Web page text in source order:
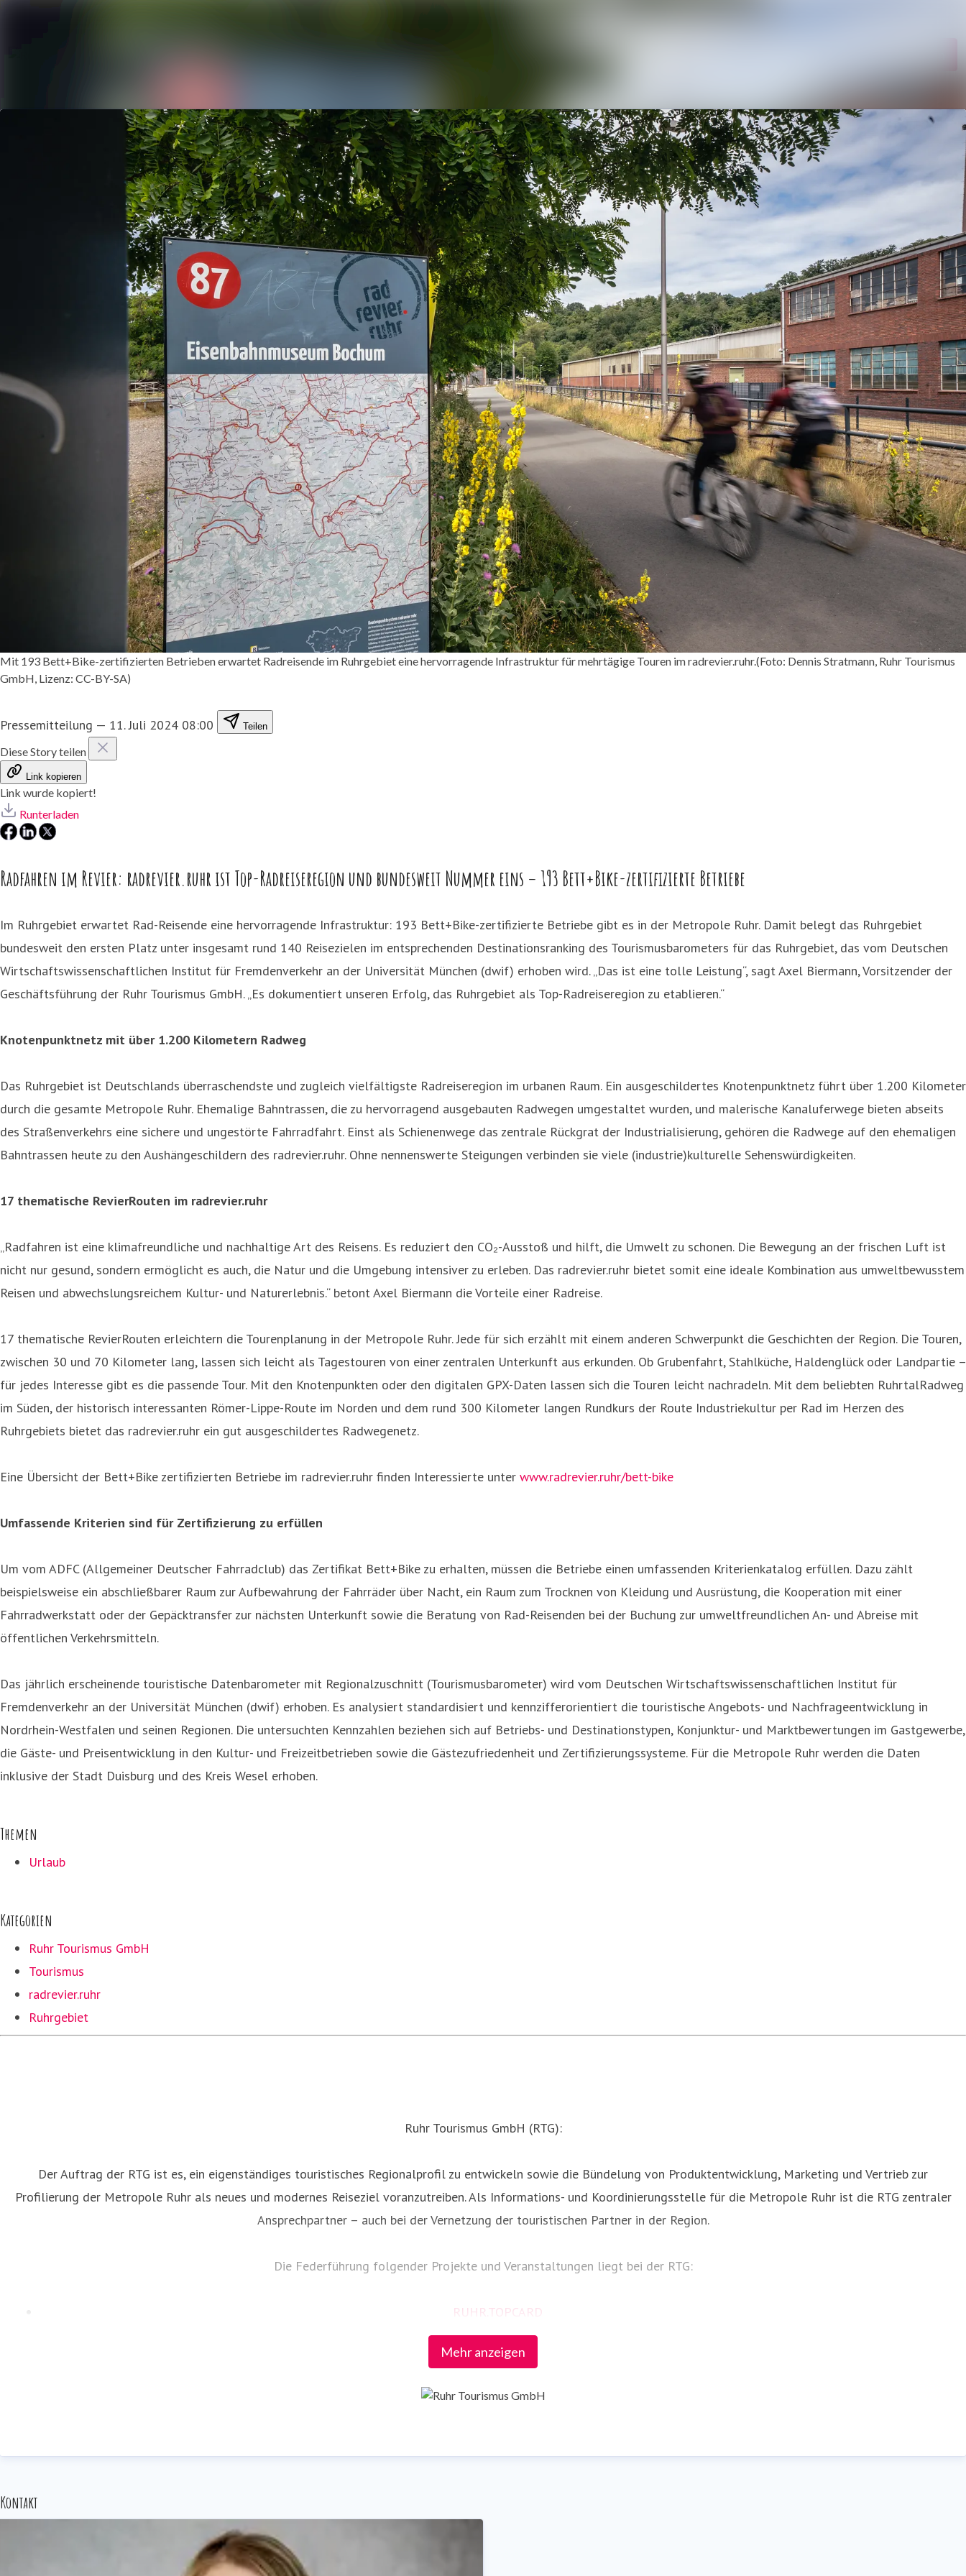
Mit 193 Bett+Bike-zertifizierten Betrieben erwartet Radreisende im Ruhrgebiet eine hervorragende Infrastruktur für mehrtägige Touren im radrevier.ruhr.(Foto: Dennis Stratmann, Ruhr Tourismus
GmbH, Lizenz: CC-BY-SA)
Pressemitteilung — 11. Juli 2024 08:00 Teilen
Diese Story teilen
Link kopieren
Link wurde kopiert!
Runterladen
Radfahren im Revier: radrevier.ruhr ist Top-Radreiseregion und bundesweit Nummer eins – 193 Bett+Bike-zertifizierte Betriebe
Im Ruhrgebiet erwartet Rad-Reisende eine hervorragende Infrastruktur: 193 Bett+Bike-zertifizierte Betriebe gibt es in der Metropole Ruhr. Damit belegt das Ruhrgebiet
bundesweit den ersten Platz unter insgesamt rund 140 Reisezielen im entsprechenden Destinationsranking des Tourismusbarometers für das Ruhrgebiet, das vom Deutschen
Wirtschaftswissenschaftlichen Institut für Fremdenverkehr an der Universität München (dwif) erhoben wird. „Das ist eine tolle Leistung“, sagt Axel Biermann, Vorsitzender der
Geschäftsführung der Ruhr Tourismus GmbH. „Es dokumentiert unseren Erfolg, das Ruhrgebiet als Top-Radreiseregion zu etablieren.“
Knotenpunktnetz mit über 1.200 Kilometern Radweg
Das Ruhrgebiet ist Deutschlands überraschendste und zugleich vielfältigste Radreiseregion im urbanen Raum. Ein ausgeschildertes Knotenpunktnetz führt über 1.200 Kilometer
durch die gesamte Metropole Ruhr. Ehemalige Bahntrassen, die zu hervorragend ausgebauten Radwegen umgestaltet wurden, und malerische Kanaluferwege bieten abseits
des Straßenverkehrs eine sichere und ungestörte Fahrradfahrt. Einst als Schienenwege das zentrale Rückgrat der Industrialisierung, gehören die Radwege auf den ehemaligen
Bahntrassen heute zu den Aushängeschildern des radrevier.ruhr. Ohne nennenswerte Steigungen verbinden sie viele (industrie)kulturelle Sehenswürdigkeiten.
17 thematische RevierRouten im radrevier.ruhr
„Radfahren ist eine klimafreundliche und nachhaltige Art des Reisens. Es reduziert den CO₂-Ausstoß und hilft, die Umwelt zu schonen. Die Bewegung an der frischen Luft ist
nicht nur gesund, sondern ermöglicht es auch, die Natur und die Umgebung intensiver zu erleben. Das radrevier.ruhr bietet somit eine ideale Kombination aus umweltbewusstem
Reisen und abwechslungsreichem Kultur- und Naturerlebnis.“ betont Axel Biermann die Vorteile einer Radreise.
17 thematische RevierRouten erleichtern die Tourenplanung in der Metropole Ruhr. Jede für sich erzählt mit einem anderen Schwerpunkt die Geschichten der Region. Die Touren,
zwischen 30 und 70 Kilometer lang, lassen sich leicht als Tagestouren von einer zentralen Unterkunft aus erkunden. Ob Grubenfahrt, Stahlküche, Haldenglück oder Landpartie –
für jedes Interesse gibt es die passende Tour. Mit den Knotenpunkten oder den digitalen GPX-Daten lassen sich die Touren leicht nachradeln. Mit dem beliebten RuhrtalRadweg
im Süden, der historisch interessanten Römer-Lippe-Route im Norden und dem rund 300 Kilometer langen Rundkurs der Route Industriekultur per Rad im Herzen des
Ruhrgebiets bietet das radrevier.ruhr ein gut ausgeschildertes Radwegenetz.
Eine Übersicht der Bett+Bike zertifizierten Betriebe im radrevier.ruhr finden Interessierte unter www.radrevier.ruhr/bett-bike
Umfassende Kriterien sind für Zertifizierung zu erfüllen
Um vom ADFC (Allgemeiner Deutscher Fahrradclub) das Zertifikat Bett+Bike zu erhalten, müssen die Betriebe einen umfassenden Kriterienkatalog erfüllen. Dazu zählt
beispielsweise ein abschließbarer Raum zur Aufbewahrung der Fahrräder über Nacht, ein Raum zum Trocknen von Kleidung und Ausrüstung, die Kooperation mit einer
Fahrradwerkstatt oder der Gepäcktransfer zur nächsten Unterkunft sowie die Beratung von Rad-Reisenden bei der Buchung zur umweltfreundlichen An- und Abreise mit
öffentlichen Verkehrsmitteln.
Das jährlich erscheinende touristische Datenbarometer mit Regionalzuschnitt (Tourismusbarometer) wird vom Deutschen Wirtschaftswissenschaftlichen Institut für
Fremdenverkehr an der Universität München (dwif) erhoben. Es analysiert standardisiert und kennzifferorientiert die touristische Angebots- und Nachfrageentwicklung in
Nordrhein-Westfalen und seinen Regionen. Die untersuchten Kennzahlen beziehen sich auf Betriebs- und Destinationstypen, Konjunktur- und Marktbewertungen im Gastgewerbe,
die Gäste- und Preisentwicklung in den Kultur- und Freizeitbetrieben sowie die Gästezufriedenheit und Zertifizierungssysteme. Für die Metropole Ruhr werden die Daten
inklusive der Stadt Duisburg und des Kreis Wesel erhoben.
Themen
Urlaub
Kategorien
Ruhr Tourismus GmbH
Tourismus
radrevier.ruhr
Ruhrgebiet
Ruhr Tourismus GmbH (RTG):
Der Auftrag der RTG ist es, ein eigenständiges touristisches Regionalprofil zu entwickeln sowie die Bündelung von Produktentwicklung, Marketing und Vertrieb zur
Profilierung der Metropole Ruhr als neues und modernes Reiseziel voranzutreiben. Als Informations- und Koordinierungsstelle für die Metropole Ruhr ist die RTG zentraler
Ansprechpartner – auch bei der Vernetzung der touristischen Partner in der Region.
Die Federführung folgender Projekte und Veranstaltungen liegt bei der RTG:
RUHR.TOPCARD
radrevier.ruhr
RuhrtalRadweg
Industriekultur.Ruhr
!SING – DAY OF SONG
Mehr anzeigen
Kontakt